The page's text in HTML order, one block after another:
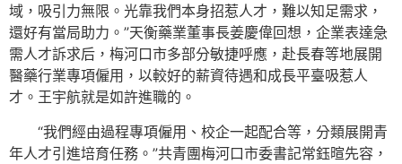
域，吸引力無限。光靠我們本身招惹人才，難以知足需求，
還好有當局助力。”天衡藥業董事長姜慶偉回想，企業表達急
需人才訴求后，梅河口市多部分敏捷呼應，赴長春等地展開
醫藥行業專項僱用，以較好的薪資待遇和成長平臺吸惹人
才。王宇航就是如許進職的。
“我們經由過程專項僱用、校企一起配合等，分類展開青
年人才引進培育任務。”共青團梅河口市委書記常鈺暄先容，